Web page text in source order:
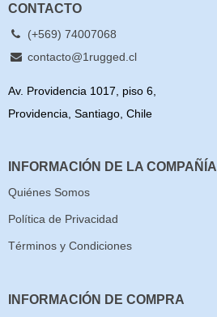
CONTACTO
(+569) 74007068
contacto@1rugged.cl
Av. Providencia 1017, piso 6,
Providencia, Santiago, Chile
INFORMACIÓN DE LA COMPAÑÍA
Quiénes Somos
Política de Privacidad
Términos y Condiciones
INFORMACIÓN DE COMPRA